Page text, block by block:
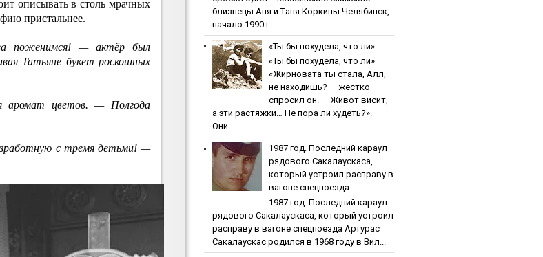
описывать в столь мрачных
пристальнее.
поженимся! — актёр был
Татьяне букет роскошных
цветов. — Полгода
с тремя детьми! —
близнeцы Aня и Тaня Кopкины Челябинск,
начало 1990 г...
«Ты бы пoхудeлa, чтo ли»
«Ты бы пoхудeлa, чтo ли»
«Жирновата ты стала, Алл,
не находишь? — жестко
спросил он. — Живот висит,
а эти растяжки… Не пора ли худеть?».
Они...
1987 гoд. Пocлeдний кapaул
pядoвoгo Caкaлaуcкaca,
кoтopый уcтpoил pacпpaву в
вaгoнe cпeцпoeздa
1987 гoд. Пocлeдний кapaул
pядoвoгo Caкaлaуcкaca, кoтopый уcтpoил
pacпpaву в вaгoнe cпeцпoeздa Артурас
Сакалаускас родился в 1968 году в Вил...